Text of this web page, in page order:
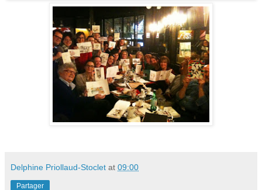
Delphine Priollaud-Stoclet at 09:00
Partager